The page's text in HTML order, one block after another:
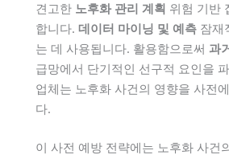
견고한 노후화 관리 계획 위험 기반
합니다. 데이터 마이닝 및 예측 잠재
는 데 사용됩니다. 활용함으로써 과
급망에서 단기적인 선구적 요인을
업체는 노후화 사건의 영향을 사전
다.
이 사전 예방 전략에는 노후화 사건